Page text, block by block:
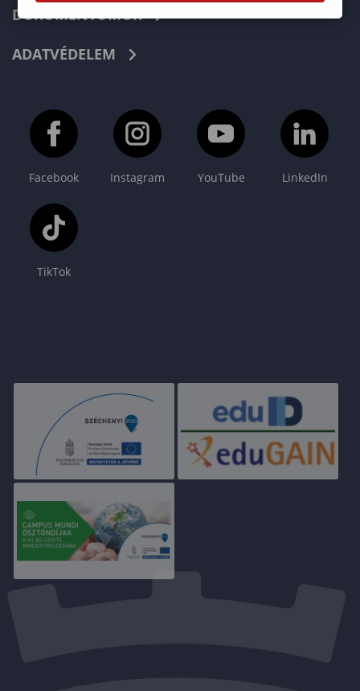
DOKUMENTUMOK
ADATVÉDELEM
Facebook Instagram YouTube LinkedIn
TikTok